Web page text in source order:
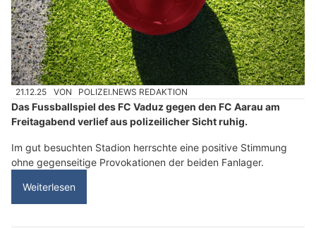
21.12.25 VON POLIZEI.NEWS REDAKTION
Das Fussballspiel des FC Vaduz gegen den FC Aarau am
Freitagabend verlief aus polizeilicher Sicht ruhig.
Im gut besuchten Stadion herrschte eine positive Stimmung
ohne gegenseitige Provokationen der beiden Fanlager.
Weiterlesen